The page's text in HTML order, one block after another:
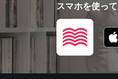
スマホを使っ